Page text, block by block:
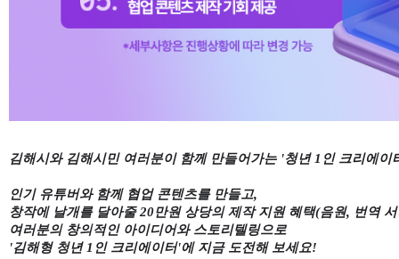
김해시와 김해시민 여러분이 함께 만들어가는 '청년 1인 크리에이
인기 유튜버와 함께 협업 콘텐츠를 만들고,
창작에 날개를 달아줄 20만원 상당의 제작 지원 혜택(음원, 번역
여러분의 창의적인 아이디어와 스토리텔링으로
'김해형 청년 1인 크리에이터'에 지금 도전해 보세요!